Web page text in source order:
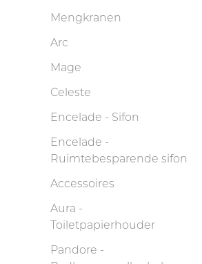
Mengkranen
Arc
Mage
Celeste
Encelade - Sifon
Encelade -
Ruimtebesparende sifon
Accessoires
Aura -
Toiletpapierhouder
Pandore -